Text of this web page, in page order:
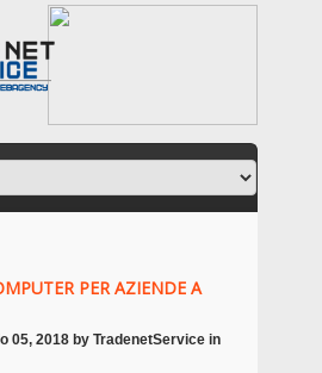
PER AZIENDE A
05, 2018 by TradenetService in